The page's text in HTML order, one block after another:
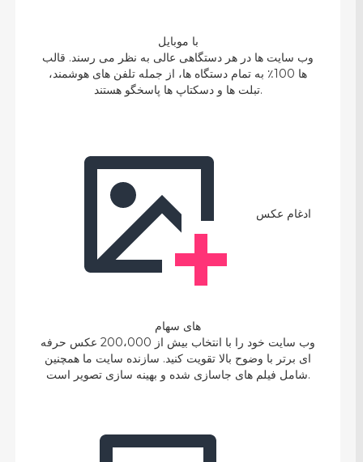
با موبایل
وب سایت ها در هر دستگاهی عالی به نظر می رسند. قالب
ها 100٪ به تمام دستگاه ها، از جمله تلفن های هوشمند،
تبلت ها و دسکتاپ ها پاسخگو هستند.
ادغام عکس
های سهام
وب سایت خود را با انتخاب بیش از 200،000 عکس حرفه
ای برتر با وضوح بالا تقویت کنید. سازنده سایت ما همچنین
شامل فیلم های جاسازی شده و بهینه سازی تصویر است.